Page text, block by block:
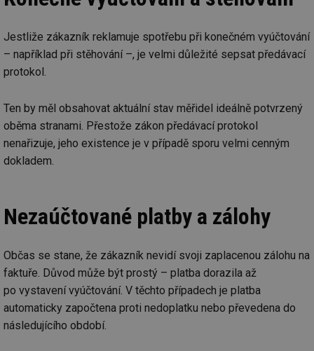
Jestliže zákazník reklamuje spotřebu při konečném vyúčtování
– například při stěhování –, je velmi důležité sepsat předávací
protokol.
Ten by měl obsahovat aktuální stav měřidel ideálně potvrzený
oběma stranami. Přestože zákon předávací protokol
nenařizuje, jeho existence je v případě sporu velmi cenným
dokladem.
Nezaúčtované platby a zálohy
Občas se stane, že zákazník nevidí svoji zaplacenou zálohu na
faktuře. Důvod může být prostý – platba dorazila až
po vystavení vyúčtování. V těchto případech je platba
automaticky započtena proti nedoplatku nebo převedena do
následujícího období.